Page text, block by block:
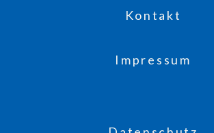
Kontakt
Impressum